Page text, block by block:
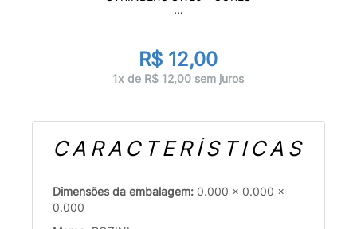
...
R$ 12,00
1x de R$ 12,00 sem juros
CARACTERÍSTICAS
Dimensões da embalagem: 0.000 x 0.000 x
0.000